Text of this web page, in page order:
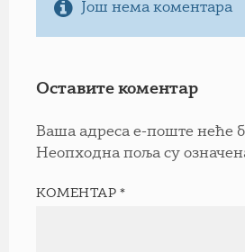
Још нема коментара
Оставите коментар
Ваша адреса е-поште неће
Неопходна поља су
КОМЕНТАР*